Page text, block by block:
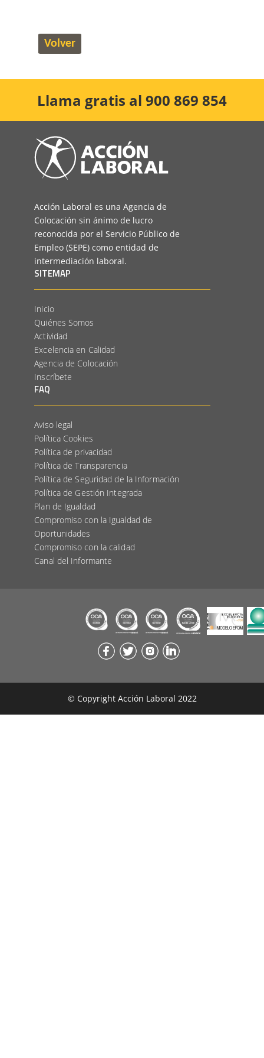
Volver
Llama gratis al 900 869 854
Acción Laboral es una Agencia de
Colocación sin ánimo de lucro
reconocida por el Servicio Público de
Empleo (SEPE) como entidad de
intermediación laboral.
SITEMAP
Inicio
Quiénes Somos
Actividad
Excelencia en Calidad
Agencia de Colocación
Inscríbete
FAQ
Aviso legal
Política Cookies
Política de privacidad
Política de Transparencia
Política de Seguridad de la Información
Política de Gestión Integrada
Plan de Igualdad
Compromiso con la Igualdad de
Oportunidades
Compromiso con la calidad
Canal del Informante
© Copyright Acción Laboral 2022